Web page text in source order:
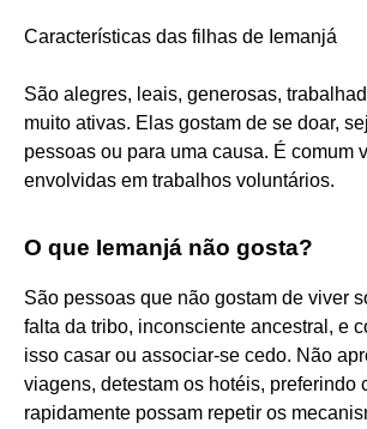
Características das filhas de Iemanjá
São alegres, leais, generosas,
muito ativas. Elas gostam de se doar,
pessoas ou para uma causa. É comum
envolvidas em trabalhos voluntários.
O que Iemanjá não gosta?
São pessoas que não gostam de viver
falta da tribo, inconsciente ancestral, e
isso casar ou associar-se cedo. Não
viagens, detestam os hotéis, preferindo
rapidamente possam repetir os